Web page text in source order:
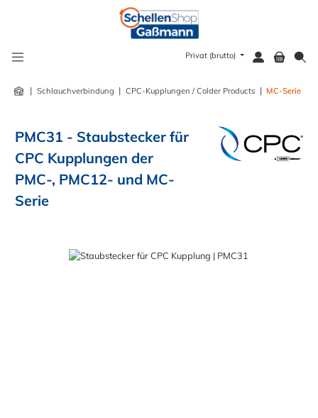
Privat (brutto)
| Schlauchverbindung | CPC-Kupplungen / Colder Products | MC-Serie
PMC31 - Staubstecker für
CPC Kupplungen der
PMC-, PMC12- und MC-
Serie
Bildergalerie überspringen